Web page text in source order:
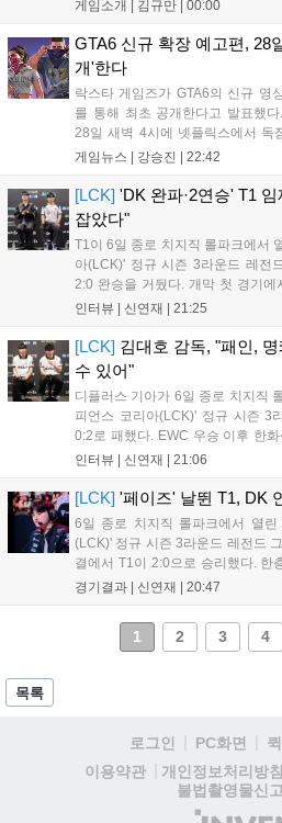
가 특징입니다. 정식 출시를 앞두고
감을 높였습니다....
게임소개 | 김규만 00:00
GTA6 신규 확장 예고편, 28
개'한다
락스타 게임즈가 GTA6의 신규 영
를 통해 최초 공개한다고 발표했
28일 새벽 4시에 넷플릭스에서 독
10시부터 공식 유튜브와 홈페이지
이례적인 협업이 향후 게임 마케팅
전 세계 팬들의 이목이 쏠리고 있다....
게임뉴스 | 강승진 22:42
[LCK] 'DK 완파·2연승' T1
잡았다"
T1이 6일 종로 치지직 롤파크에서
아(LCK)' 정규 시즌 3라운드 레전
2:0 완승을 거뒀다. 개막 첫 경기
지만, 젠지 e스포츠의 홈 경기에서
한 모습이었다. 다음은...
인터뷰 | 신연재 21:25
[LCK] 김대호 감독, "패인,
수 있어"
디플러스 기아가 6일 종로 치지직
피언스 코리아(LCK)' 정규 시즌 3
0:2로 패했다. EWC 우승 이후 한
를 잡아내며 기세를 끌어올렸지만,
"오늘 져서 너무 아쉽다"...
인터뷰 | 신연재 21:06
[LCK] '페이즈' 날뛴 T1, DK
6일 종로 치지직 롤파크에서 열
(LCK)' 정규 시즌 3라운드 레전드
결에서 T1이 2:0으로 승리했다. 한
우승을 기점으로 파죽지세의 연승
T1은 첫 드래곤을 두드렸...
경기결과 | 신연재 20:47
1 2 3 4
목록
로그인 PC화면
이용약관
개인정보처리방침
불법촬영물신
(주)